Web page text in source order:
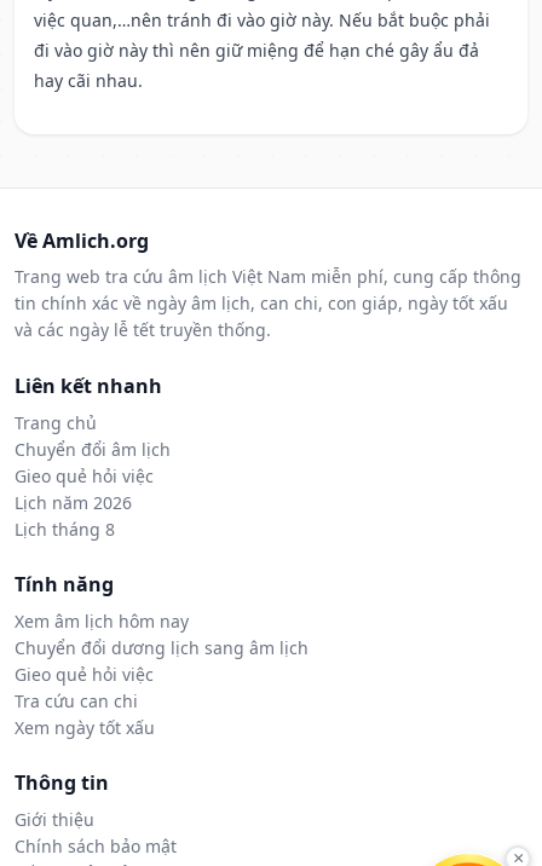
việc quan,…nên tránh đi vào giờ này. Nếu bắt buộc phải
đi vào giờ này thì nên giữ miệng để hạn ché gây ẩu đả
hay cãi nhau.
Về Amlich.org
Trang web tra cứu âm lịch Việt Nam miễn phí, cung cấp thông
tin chính xác về ngày âm lịch, can chi, con giáp, ngày tốt xấu
và các ngày lễ tết truyền thống.
Liên kết nhanh
Trang chủ
Chuyển đổi âm lịch
Gieo quẻ hỏi việc
Lịch năm 2026
Lịch tháng 8
Tính năng
Xem âm lịch hôm nay
Chuyển đổi dương lịch sang âm lịch
Gieo quẻ hỏi việc
Tra cứu can chi
Xem ngày tốt xấu
Thông tin
Giới thiệu
Chính sách bảo mật
×